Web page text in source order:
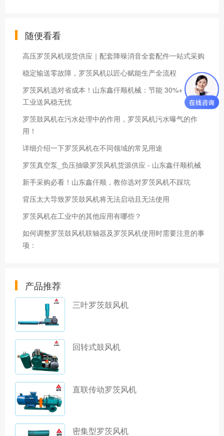
随便看看
高压罗茨风机现货供应｜配套降噪消音全套配件一站式采购
​​稳定输送零故障，罗茨风机以匠心赋能生产全流程​
罗茨风机选对省成本！山东鑫仟顺机械：节能 30%+ 低噪，
工业送风稳无忧
罗茨鼓风机在污水处理中的作用，罗茨风机污水曝气的作
用！
详细介绍一下罗茨风机在不同领域的常见用途
罗茨真空泵_负压抽吸罗茨风机货源供应 - 山东鑫仟顺机械
新手采购必看！山东鑫仟顺，教你选对罗茨风机不踩坑
背压太大导致罗茨鼓风机将无法启动且无法使用
罗茨风机在工业中的其他应用有哪些？
如何调整罗茨鼓风机联轴器及罗茨风机使用时需要注意的事
项：
产品推荐
三叶罗茨鼓风机
回转式鼓风机
直联传动罗茨风机
密集型罗茨风机